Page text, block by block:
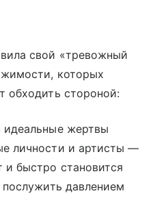
свой «тревожный
которых
обходить стороной:
идеальные жертвы
личности и артисты —
быстро становится
давлением